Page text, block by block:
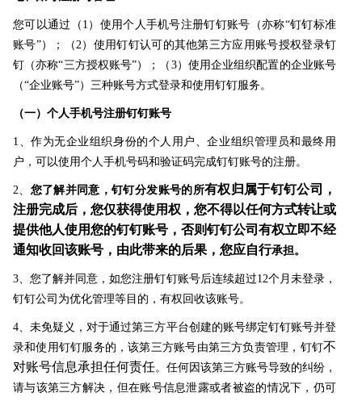
您可以通过（1）使用个人手机号注册钉钉账号（亦称“钉钉标准
账号”）；（2）使用钉钉认可的其他第三方应用账号授权登录钉
钉（亦称“三方授权账号”）；（3）使用企业组织配置的企业账号
（“企业账号”）三种账号方式登录和使用钉钉服务。
（一）个人手机号注册钉钉账号
1、作为无企业组织身份的个人用户、企业组织管理员和最终用
户，可以使用个人手机号码和验证码完成钉钉账号的注册。
2、 您了解并同意，钉钉分发账号的所有权归属于钉钉公司，
注册完成后，您仅获得使用权，您不得以任何方式转让或
提供他人使用您的钉钉账号，否则钉钉公司有权立即不经
通知收回该账号，由此带来的后果，您应自行承担。
3、您了解并同意，如您注册钉钉账号后连续超过12个月未登录，
钉钉公司为优化管理等目的，有权回收该账号。
4、未免疑义，对于通过第三方平台创建的账号绑定钉钉账号并登
录和使用钉钉服务的，该第三方账号由第三方负责管理，钉钉不
对账号信息承担任何责任。任何因该第三方账号导致的纠纷，
请与该第三方解决，但在账号信息泄露或者被盗的情况下，仍可